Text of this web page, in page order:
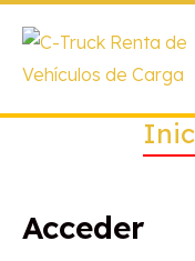
Acceder